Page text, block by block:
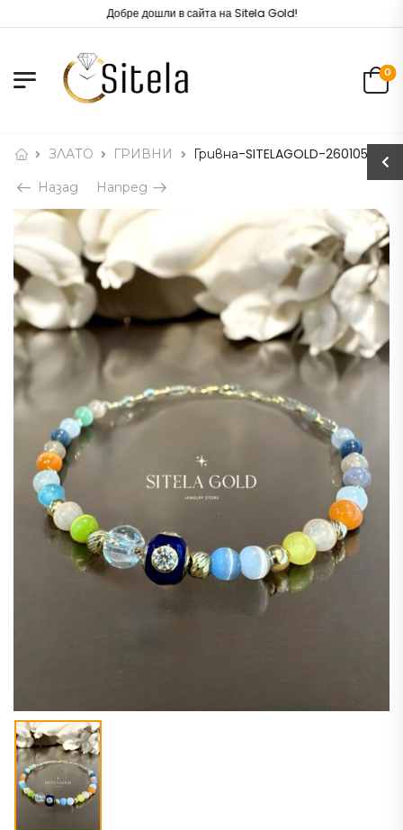
Добре дошли в сайта на Sitela Gold!
0
ЗЛАТО ГРИВНИ Гривна-SITELAGOLD-260105
Назад Напред